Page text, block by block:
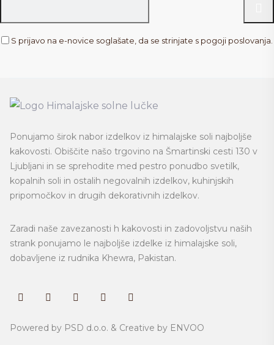
S prijavo na e-novice soglašate, da se strinjate s pogoji poslovanja.
Ponujamo širok nabor izdelkov iz himalajske soli najboljše
kakovosti. Obiščite našo trgovino na Šmartinski cesti 130 v
Ljubljani in se sprehodite med pestro ponudbo svetilk,
kopalnih soli in ostalih negovalnih izdelkov, kuhinjskih
pripomočkov in drugih dekorativnih izdelkov.
Zaradi naše zavezanosti h kakovosti in zadovoljstvu naših
strank ponujamo le najboljše izdelke iz himalajske soli,
dobavljene iz rudnika Khewra, Pakistan.
Powered by PSD d.o.o. & Creative by ENVOO